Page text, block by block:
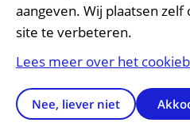
Research
Strategic programs
Research groups
Research technologies
aangeven. Wij plaatsen zelf
site te verbeteren.
Lees meer over het
Nee, liever niet